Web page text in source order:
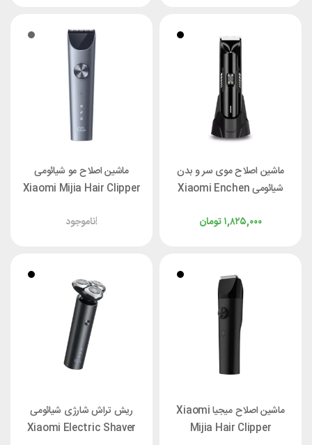
ماشین اصلاح موی سر و بدن
شیائومی Xiaomi Enchen
تومان۱,۸۲۵,۰۰۰
ماشین اصلاح مو شیائومی
Xiaomi Mijia Hair Clipper
ناموجود!
ماشین اصلاح میجیا Xiaomi
Mijia Hair Clipper
ریش تراش شارژی شیائومی
Xiaomi Electric Shaver